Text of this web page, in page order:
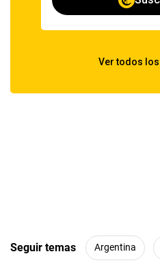
Seguir temas Argentina